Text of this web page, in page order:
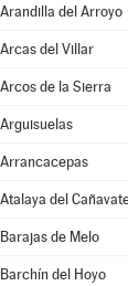
Arandilla del Arroyo
Arcas del Villar
Arcos de la Sierra
Arguisuelas
Arrancacepas
Atalaya del
Barajas de Melo
Barchín del Hoyo